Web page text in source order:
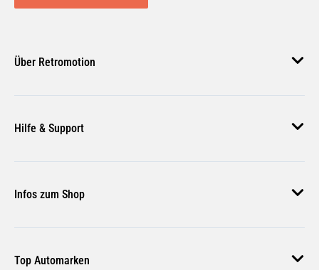
Über Retromotion
Unsere Jobs
Magazin
Hilfe & Support
Zahlungsmethoden
Versand & Lieferung
Rückgabe & Erstattung
Infos zum Shop
Top Automarken